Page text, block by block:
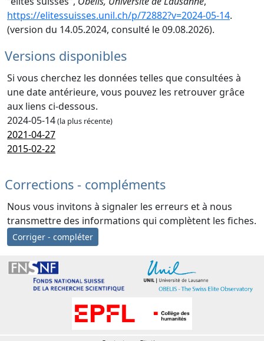
https://elitessuisses.unil.ch/p/72882?v=2024-05-14.
(version du 14.05.2024, consulté le 09.08.2026).
Versions disponibles
Si vous cherchez les données telles que consultées à
une date antérieure, vous pouvez les retrouver grâce
aux liens ci-dessous.
2024-05-14(la plus récente)
2021-04-27
2015-02-22
Corrections - compléments
Nous vous invitons à signaler les erreurs et à nous
transmettre des informations qui complètent les fiches.
Corriger - compléter